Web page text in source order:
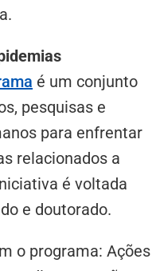
é um conjunto
pesquisas e
para enfrentar
relacionados a
é voltada
e doutorado.
o programa: Ações